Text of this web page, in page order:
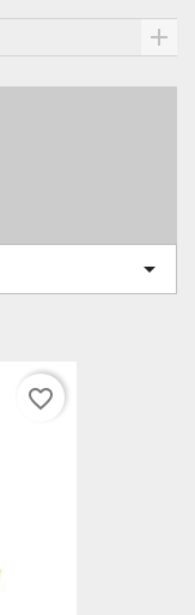


favorite_border